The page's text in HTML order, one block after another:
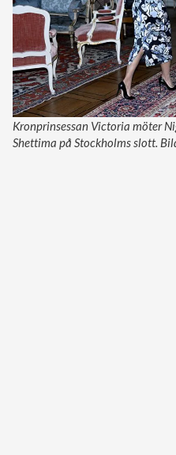
Kronprinsessan Victoria möter
Shettima på Stockholms slott.